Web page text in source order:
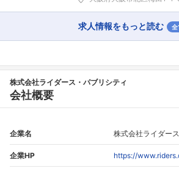
求人情報をもっと読む 全
株式会社ライダース・パブリシティ
会社概要
企業名 株式会社ライダー
企業HP https://